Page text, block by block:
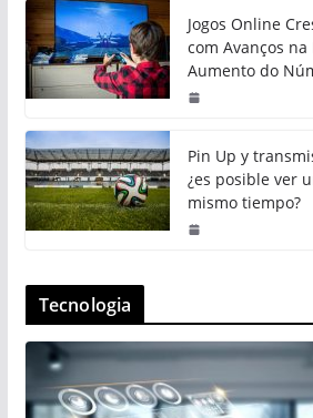
Jogos Online
com Avanços na
Aumento do
Pin Up y
¿es posible ver
mismo tiempo?
Tecnologia